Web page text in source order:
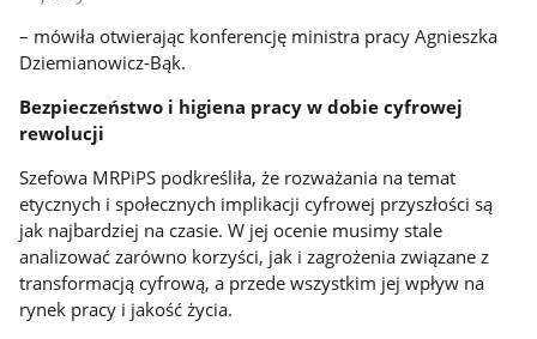
– mówiła otwierając konferencję ministra pracy Agnieszka
Dziemianowicz-Bąk.
Bezpieczeństwo i higiena pracy w dobie cyfrowej
rewolucji
Szefowa MRPiPS podkreśliła, że rozważania na temat
etycznych i społecznych implikacji cyfrowej przyszłości są
jak najbardziej na czasie. W jej ocenie musimy stale
analizować zarówno korzyści, jak i zagrożenia związane z
transformacją cyfrową, a przede wszystkim jej wpływ na
rynek pracy i jakość życia.